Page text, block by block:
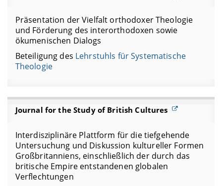
Präsentation der Vielfalt orthodoxer Theologie
und Förderung des interorthodoxen sowie
ökumenischen Dialogs
Beteiligung des Lehrstuhls für Systematische
Theologie
Journal for the Study of British Cultures
Interdisziplinäre Plattform für die tiefgehende
Untersuchung und Diskussion kultureller Formen
Großbritanniens, einschließlich der durch das
britische Empire entstandenen globalen
Verflechtungen